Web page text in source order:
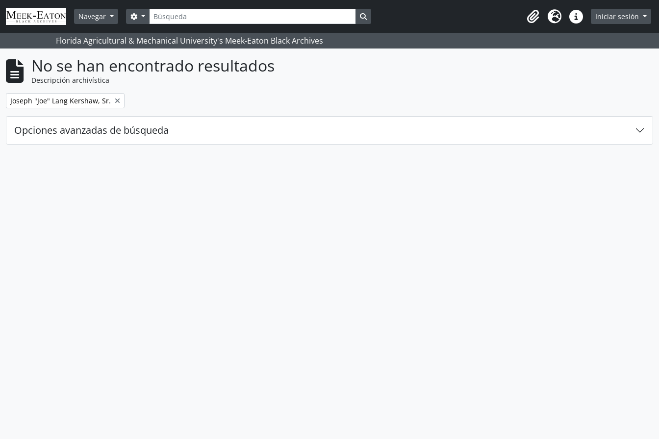
Skip to main content
Navegar
Búsqueda
Search options
Portapapeles
Idioma Enlaces rápidos
Iniciar sesión
Florida Agricultural & Mechanical University's Meek-Eaton Black Archives
No se han encontrado resultados
Descripción archivística
Remove filter:
Joseph "Joe" Lang Kershaw, Sr.
Opciones avanzadas de búsqueda